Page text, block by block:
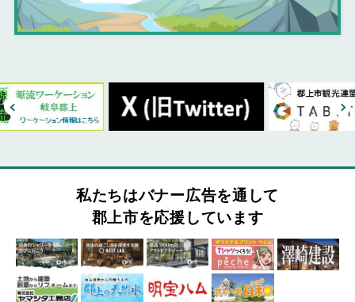
私たちはバナー広告を通して
郡上市を応援しています